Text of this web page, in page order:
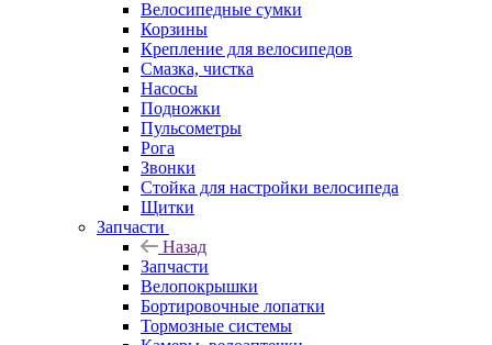
Велосипедные сумки
Корзины
Крепление для велосипедов
Смазка, чистка
Насосы
Подножки
Пульсометры
Рога
Звонки
Стойка для настройки велосипеда
Щитки
Запчасти
Назад
Запчасти
Велопокрышки
Бортировочные лопатки
Тормозные системы